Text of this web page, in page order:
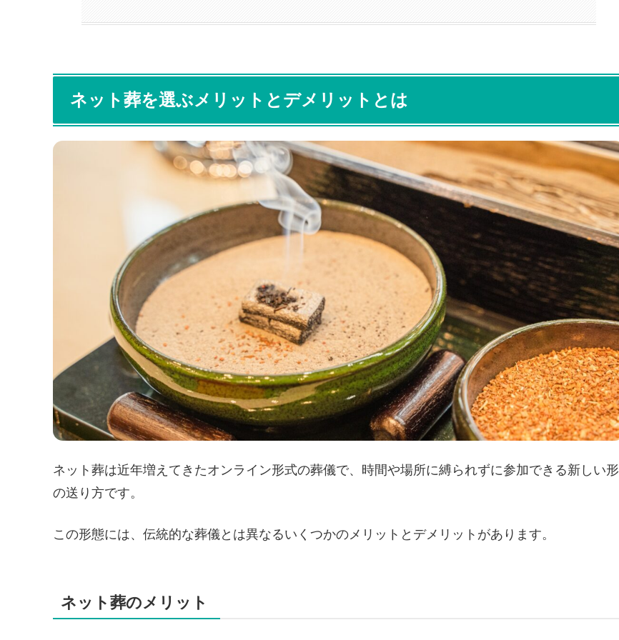
ネット葬を選ぶメリットとデメリットとは
ネット葬は近年増えてきたオンライン形式の葬儀で、時間や場所に縛られずに参加できる新しい形
の送り方です。
この形態には、伝統的な葬儀とは異なるいくつかのメリットとデメリットがあります。
ネット葬のメリット